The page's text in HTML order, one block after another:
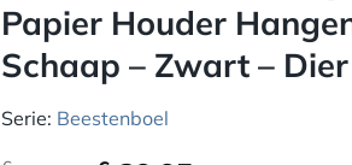
Papier Houder
Schaap – Zwart – Dier
Serie: Beestenboel